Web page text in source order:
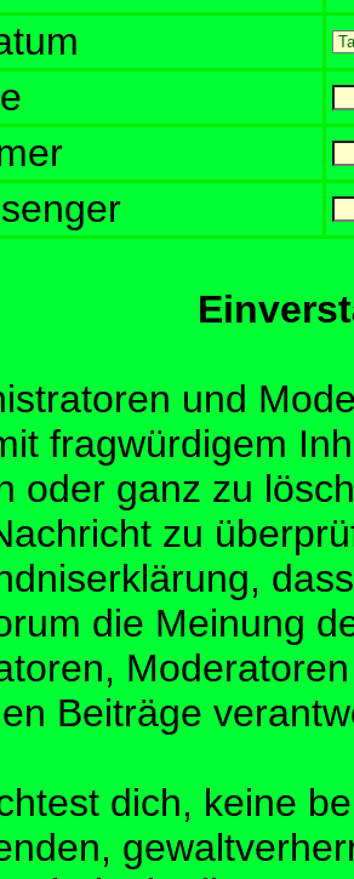
und
fragwürdigem
oder ganz zu
zu
die Meinung
Beiträge
dich, keine